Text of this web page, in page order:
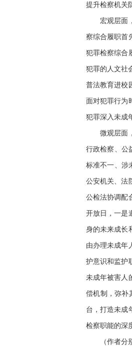
提升检察机关
宏观层面，
察综合履职首
犯罪检察综合
犯罪的人文社
普法教育进校
面对犯罪行为
犯罪深入未成
微观层面，
行政检察、公
标准不一、涉
公安机关、法
公检法协调配
开放日，一是
身的未来成长
由办理未成年
护意识和监护
未成年被害人
偿机制，弥补
台，打造未成
检察职能的深
（作者分别